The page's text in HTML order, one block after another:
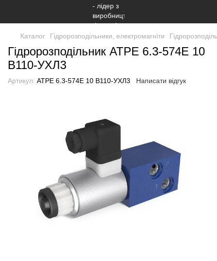
Каталог Гідророзподільники, електромагніти
Гідророзподільник АТРЕ 6.3-574Е 10
В110-УХЛ3
Артикул: АТРЕ 6.3-574Е 10 В110-УХЛ3 Написати відгук